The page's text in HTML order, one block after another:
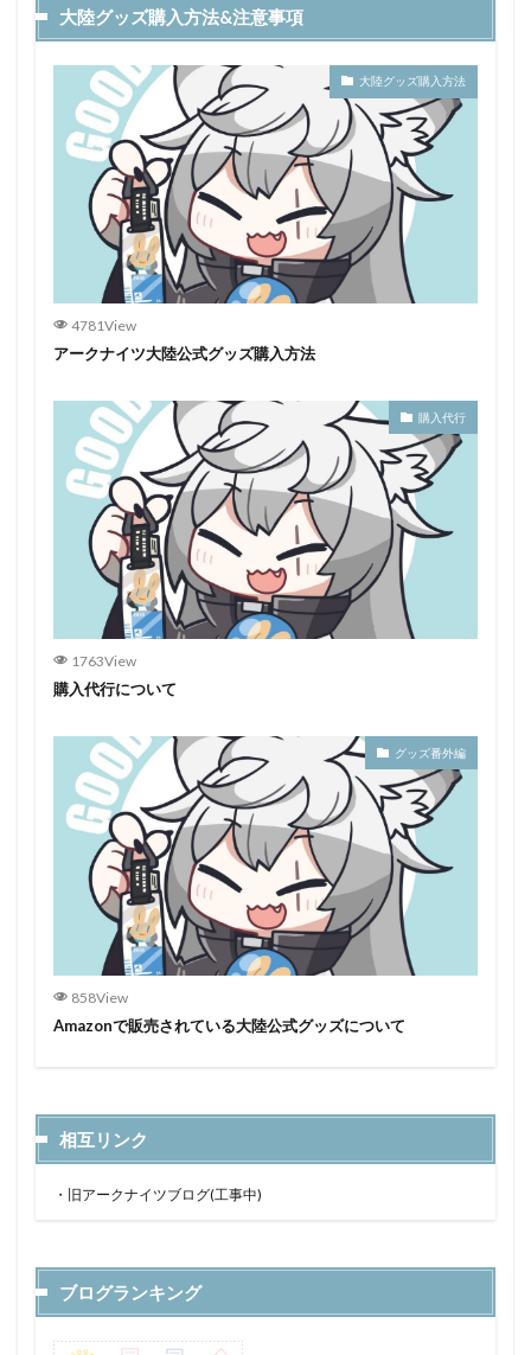
大陸グッズ購入方法&注意事項
大陸グッズ購入方法
4781View
アークナイツ大陸公式グッズ購入方法
購入代行
1763View
購入代行について
グッズ番外編
858View
Amazonで販売されている大陸公式グッズについて
相互リンク
・ 旧アークナイツブログ(工事中)
ブログランキング